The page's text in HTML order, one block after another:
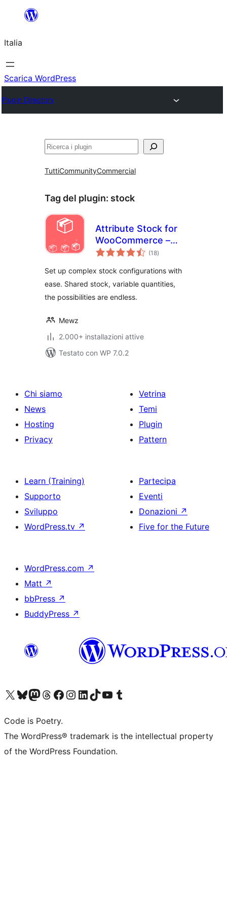
contenuto
Italia
Scarica WordPress
Plugin Directory
Cerca
TuttiCommunityCommercial
Tag del plugin: stock
Attribute Stock for
WooCommerce –
Shared Stock &
(Lite Version)
(18valutazioni
totali
)
Set up complex stock configurations with
ease. Shared stock, variable quantities,
the possibilities are endless.
Mewz
2.000+ installazioni attive
Testato con WP 7.0.2
Chi siamo
News
Hosting
Privacy
Vetrina
Temi
Plugin
Pattern
Learn (Training)
Supporto
Sviluppo
WordPress.tv ↗
Partecipa
Eventi
Donazioni ↗
Five for the Future
WordPress.com ↗
Matt ↗
bbPress ↗
BuddyPress ↗
Visita il nostro account X (ex Twitter)
Visita il nostro account Bluesky
Visita il nostro account Mastodon
Visita il nostro account Threads
Visita la nostra pagina Facebook
Visita il nostro account Instagram
Visita il nostro account LinkedIn
Visita il nostro account TikTok
Visita il nostro canale YouTube
Visita il nostro account Tumblr
Code is Poetry.
The WordPress® trademark is the intellectual property
of the WordPress Foundation.